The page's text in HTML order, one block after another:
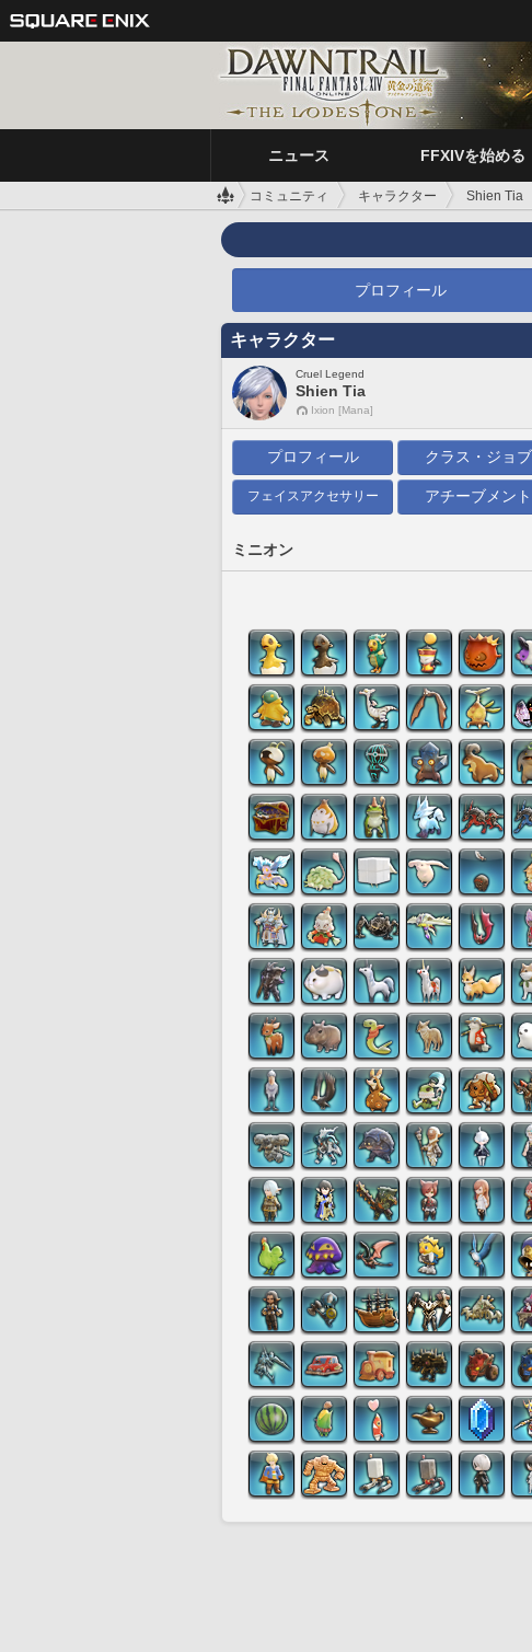
ニュース FFXIVを始める
コミュニティ キャラクター Shien Tia
プロフィール
キャラクター
Cruel Legend
Shien Tia
Ixion [Mana]
プロフィール クラス・ジョブ
フェイスアクセサリー アチーブメント
ミニオン